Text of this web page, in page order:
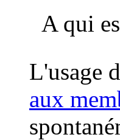
A qui
L'usage
aux